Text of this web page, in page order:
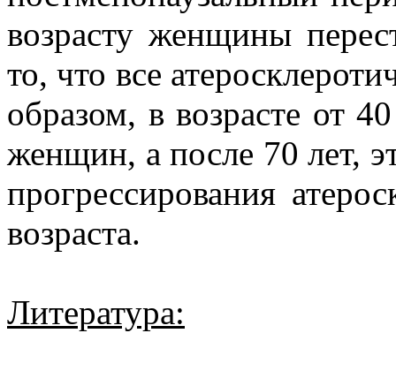
возрасту женщины
то, что все
образом, в возрасте
женщин, а после 70 лет,
прогрессирования
возраста.
Литература: